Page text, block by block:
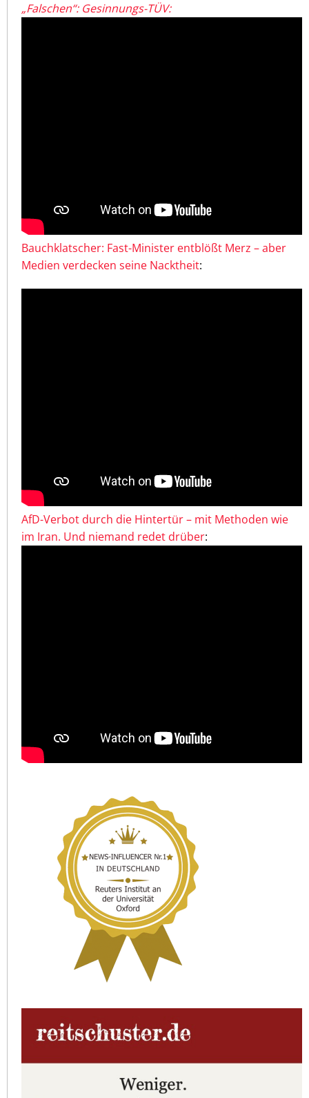
„Falschen“: Gesinnungs-TÜV:
Bauchklatscher: Fast-Minister entblößt Merz – aber
Medien verdecken seine Nacktheit:
AfD-Verbot durch die Hintertür – mit Methoden wie
im Iran. Und niemand redet drüber: